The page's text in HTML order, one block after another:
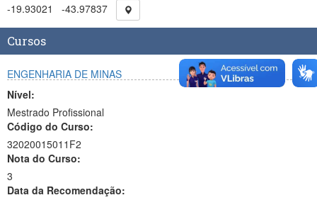
-19.93021
-43.97837
Cursos
ENGENHARIA DE MINAS
Nível:
Mestrado Profissional
Código do Curso:
32020015011F2
Nota do Curso:
3
Data da Recomendação: